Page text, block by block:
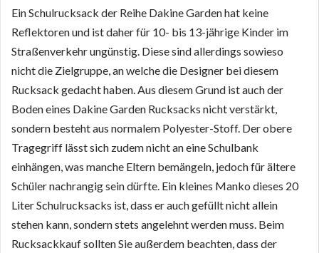
Ein Schulrucksack der Reihe Dakine Garden hat keine
Reflektoren und ist daher für 10- bis 13-jährige Kinder im
Straßenverkehr ungünstig. Diese sind allerdings sowieso
nicht die Zielgruppe, an welche die Designer bei diesem
Rucksack gedacht haben. Aus diesem Grund ist auch der
Boden eines Dakine Garden Rucksacks nicht verstärkt,
sondern besteht aus normalem Polyester-Stoff. Der obere
Tragegriff lässt sich zudem nicht an eine Schulbank
einhängen, was manche Eltern bemängeln, jedoch für ältere
Schüler nachrangig sein dürfte. Ein kleines Manko dieses 20
Liter Schulrucksacks ist, dass er auch gefüllt nicht allein
stehen kann, sondern stets angelehnt werden muss. Beim
Rucksackkauf sollten Sie außerdem beachten, dass der